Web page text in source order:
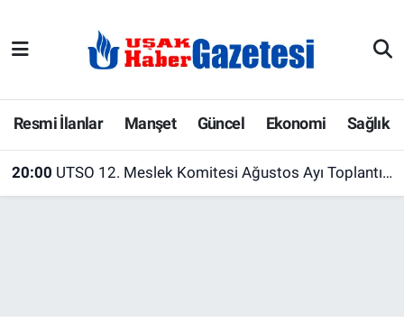
Resmi İlanlar Manşet Güncel Ekonomi Sağlık
20:00 UTSO 12. Meslek Komitesi Ağustos Ayı Toplantısını Gerçekleştirdi
E-Gazete
Ekonomi
Uşak Hava Durumu
Uşak Trafik Yoğunluk Haritası